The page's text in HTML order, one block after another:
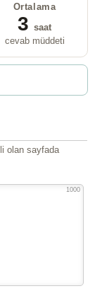
Ortalama
3 saat
cevab müddeti
olan sayfada
1000